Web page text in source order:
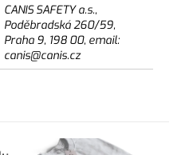
CANIS SAFETY a.s.,
Poděbradská 260/59,
Praha 9, 198 00, email:
canis@canis.cz